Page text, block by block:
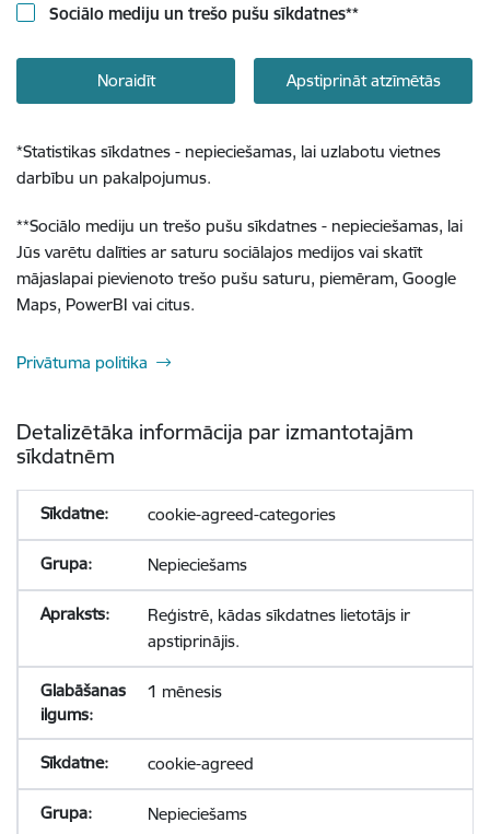
Sociālo mediju un trešo pušu sīkdatnes**
Noraidīt Apstiprināt atzīmētās
*Statistikas sīkdatnes - nepieciešamas, lai uzlabotu vietnes
darbību un pakalpojumus.
**Sociālo mediju un trešo pušu sīkdatnes - nepieciešamas, lai
Jūs varētu dalīties ar saturu sociālajos medijos vai skatīt
mājaslapai pievienoto trešo pušu saturu, piemēram, Google
Maps, PowerBI vai citus.
Privātuma politika
Detalizētāka informācija par izmantotajām
sīkdatnēm
cookie-agreed-categories
Nepieciešams
Reģistrē, kādas sīkdatnes lietotājs ir
apstiprinājis.
1 mēnesis
cookie-agreed
Nepieciešams